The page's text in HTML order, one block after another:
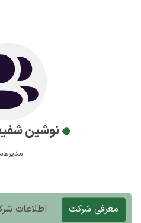
نوشین
معرفی شرکت اطلاعات